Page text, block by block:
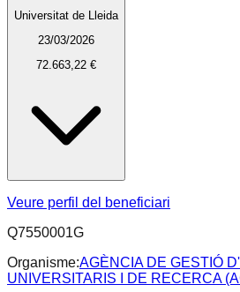
Universitat de Lleida
23/03/2026
72.663,22 €
Veure perfil del beneficiari
Q7550001G
Organisme:AGÈNCIA DE GESTIÓ
UNIVERSITARIS I DE RECERCA